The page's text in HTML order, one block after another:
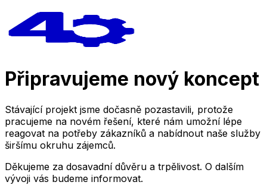
Připravujeme nový koncept
Stávající projekt jsme dočasně pozastavili, protože
pracujeme na novém řešení, které nám umožní lépe
reagovat na potřeby zákazníků a nabídnout naše služby
širšímu okruhu zájemců.
Děkujeme za dosavadní důvěru a trpělivost. O dalším
vývoji vás budeme informovat.